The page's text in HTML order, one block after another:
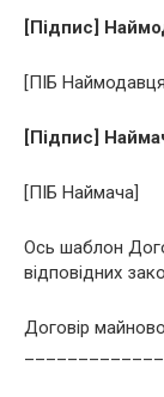
[Підпис]
[ПІБ
[Підпис]
[ПІБ Наймача]
Ось шаблон
відповідних
Договір